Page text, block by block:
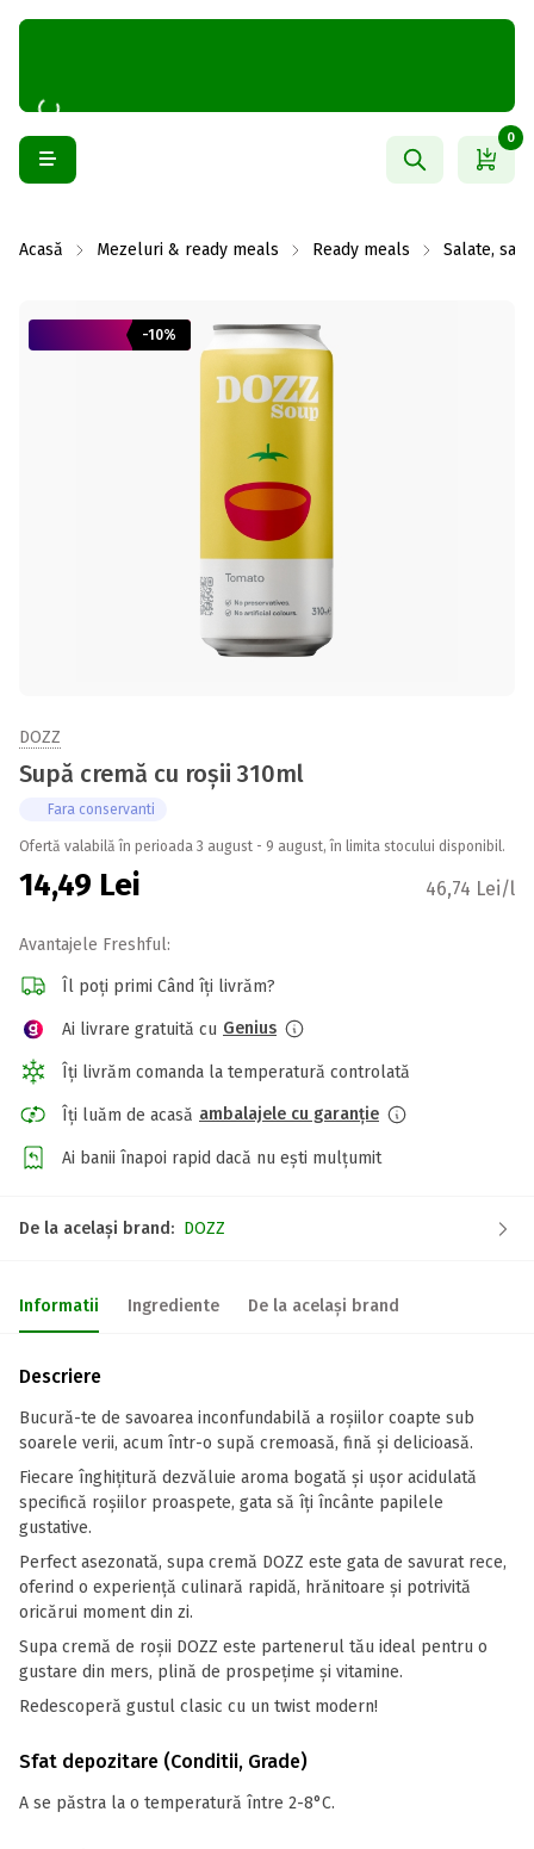
0
Acasă Mezeluri & ready meals Ready meals Salate,
-10%
DOZZ
Supă cremă cu roșii 310ml
Fara conservanti
Ofertă valabilă în perioada 3 august - 9 august, în limita stocului disponibil.
14,49 Lei 46,74 Lei/l
Avantajele Freshful:
Îl poți primi Când îți livrăm?
Ai livrare gratuită cu Genius
Îți livrăm comanda la temperatură controlată
Îți luăm de acasă ambalajele cu garanție
Ai banii înapoi rapid dacă nu ești mulțumit
De la același brand: DOZZ
Informatii Ingrediente De la același brand
Descriere
Bucură-te de savoarea inconfundabilă a roșiilor coapte sub
soarele verii, acum într-o supă cremoasă, fină și delicioasă.
Fiecare înghițitură dezvăluie aroma bogată și ușor acidulată
specifică roșiilor proaspete, gata să îți încânte papilele
gustative.
Perfect asezonată, supa cremă DOZZ este gata de savurat rece,
oferind o experiență culinară rapidă, hrănitoare și potrivită
oricărui moment din zi.
Supa cremă de roșii DOZZ este partenerul tău ideal pentru o
gustare din mers, plină de prospețime și vitamine.
Redescoperă gustul clasic cu un twist modern!
Sfat depozitare (Conditii, Grade)
A se păstra la o temperatură între 2-8°C.